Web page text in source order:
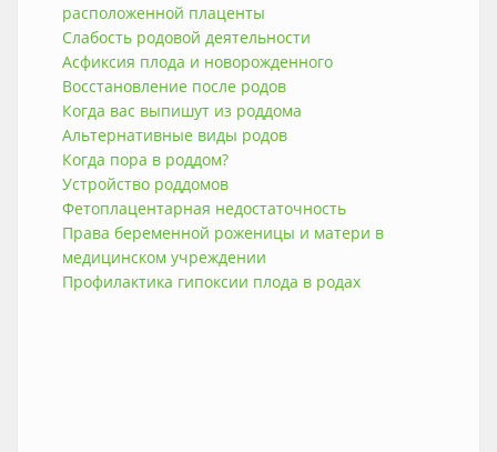
расположенной плаценты
Слабость родовой деятельности
Асфиксия плода и новорожденного
Восстановление после родов
Когда вас выпишут из роддома
Альтернативные виды родов
Когда пора в роддом?
Устройство роддомов
Фетоплацентарная недостаточность
Права беременной роженицы и матери в
медицинском учреждении
Профилактика гипоксии плода в родах